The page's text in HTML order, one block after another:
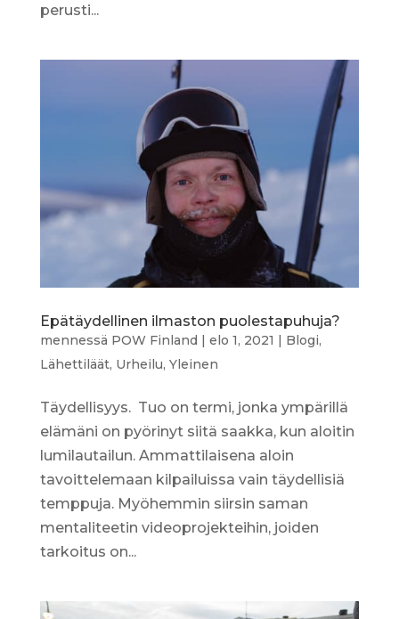
perusti...
Epätäydellinen ilmaston puolestapuhuja?
mennessä POW Finland | elo 1, 2021 | Blogi,
Lähettiläät, Urheilu, Yleinen
Täydellisyys. Tuo on termi, jonka ympärillä
elämäni on pyörinyt siitä saakka, kun aloitin
lumilautailun. Ammattilaisena aloin
tavoittelemaan kilpailuissa vain täydellisiä
temppuja. Myöhemmin siirsin saman
mentaliteetin videoprojekteihin, joiden
tarkoitus on...